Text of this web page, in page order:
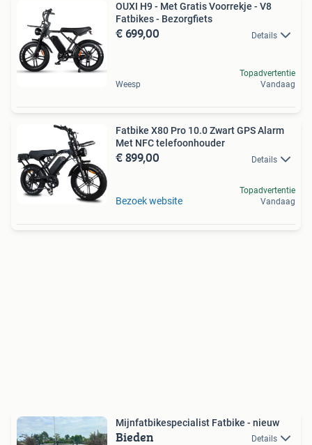
OUXI H9 - Met Gratis Voorrekje - V8
Fatbikes - Bezorgfiets
€ 699,00 Details
Weesp
Topadvertentie
Vandaag
Fatbike X80 Pro 10.0 Zwart GPS Alarm
Met NFC telefoonhouder
€ 899,00 Details
Bezoek website
Topadvertentie
Vandaag
Mijnfatbikespecialist Fatbike - nieuw
Bieden Details